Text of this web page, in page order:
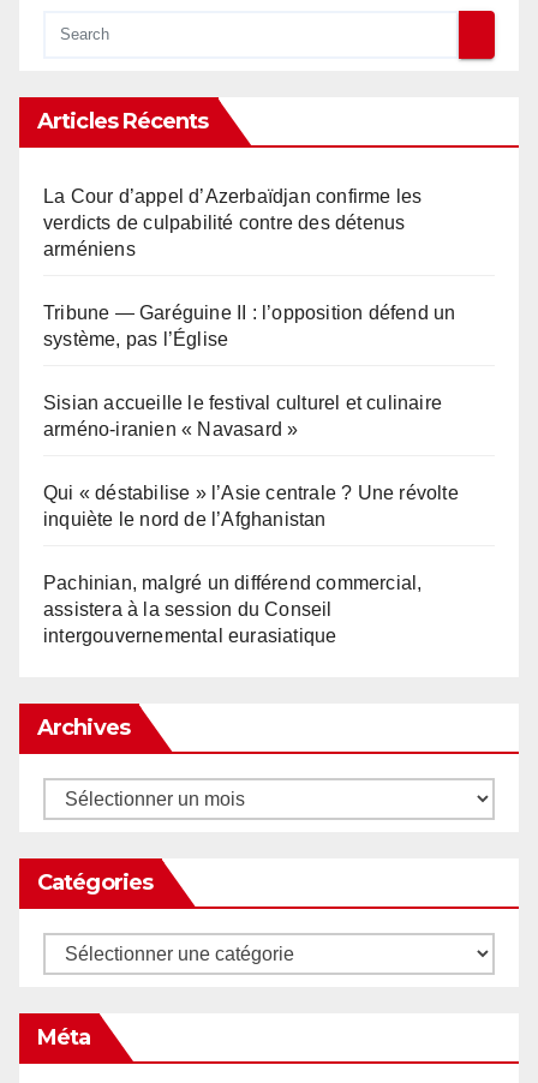
Articles Récents
La Cour d’appel d’Azerbaïdjan confirme les
verdicts de culpabilité contre des détenus
arméniens
Tribune — Garéguine II : l’opposition défend un
système, pas l’Église
Sisian accueille le festival culturel et culinaire
arméno-iranien « Navasard »
Qui « déstabilise » l’Asie centrale ? Une révolte
inquiète le nord de l’Afghanistan
Pachinian, malgré un différend commercial,
assistera à la session du Conseil
intergouvernemental eurasiatique
Archives
Archives
Catégories
Catégories
Méta